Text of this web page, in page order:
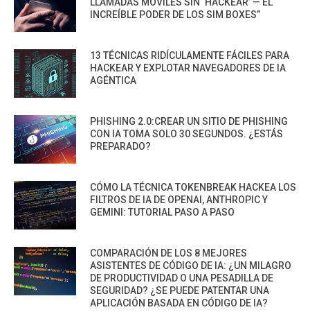
INCREÍBLE PODER DE LOS SIM BOXES”
13 TÉCNICAS RIDÍCULAMENTE FÁCILES PARA
HACKEAR Y EXPLOTAR NAVEGADORES DE IA
AGÉNTICA
PHISHING 2.0:CREAR UN SITIO DE PHISHING
CON IA TOMA SOLO 30 SEGUNDOS. ¿ESTÁS
PREPARADO?
CÓMO LA TÉCNICA TOKENBREAK HACKEA LOS
FILTROS DE IA DE OPENAI, ANTHROPIC Y
GEMINI: TUTORIAL PASO A PASO
COMPARACIÓN DE LOS 8 MEJORES
ASISTENTES DE CÓDIGO DE IA: ¿UN MILAGRO
DE PRODUCTIVIDAD O UNA PESADILLA DE
SEGURIDAD? ¿SE PUEDE PATENTAR UNA
APLICACIÓN BASADA EN CÓDIGO DE IA?